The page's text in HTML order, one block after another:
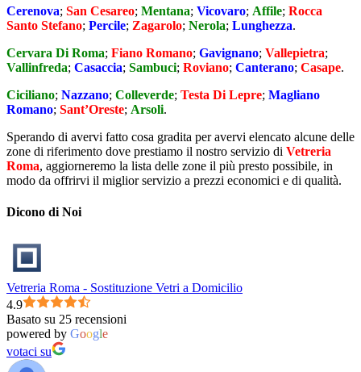
Cerenova; San Cesareo; Mentana; Vicovaro; Affile; Rocca
Santo Stefano; Percile; Zagarolo; Nerola; Lunghezza.
Cervara Di Roma; Fiano Romano; Gavignano; Vallepietra;
Vallinfreda; Casaccia; Sambuci; Roviano; Canterano; Casape.
Ciciliano; Nazzano; Colleverde; Testa Di Lepre; Magliano
Romano; Sant’Oreste; Arsoli.
Sperando di avervi fatto cosa gradita per avervi elencato alcune delle
zone di riferimento dove prestiamo il nostro servizio di Vetreria
Roma, aggiorneremo la lista delle zone il più presto possibile, in
modo da offrirvi il miglior servizio a prezzi economici e di qualità.
Dicono di Noi
Vetreria Roma - Sostituzione Vetri a Domicilio
4.9
Basato su 25 recensioni
powered by Google
votaci su